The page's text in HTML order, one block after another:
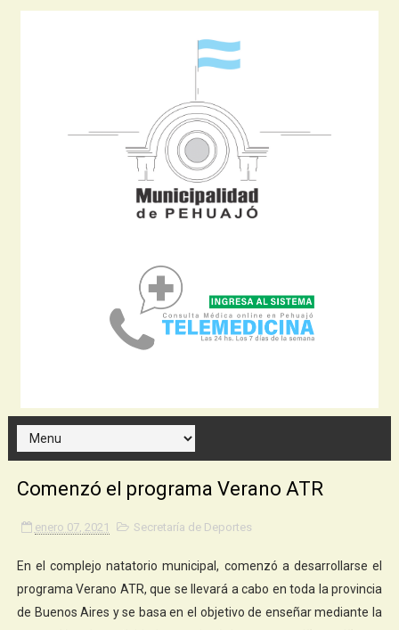
Comenzó el programa Verano ATR
enero 07, 2021 Secretaría de Deportes
En el complejo natatorio municipal, comenzó a desarrollarse el
programa Verano ATR, que se llevará a cabo en toda la provincia
de Buenos Aires y se basa en el objetivo de enseñar mediante la